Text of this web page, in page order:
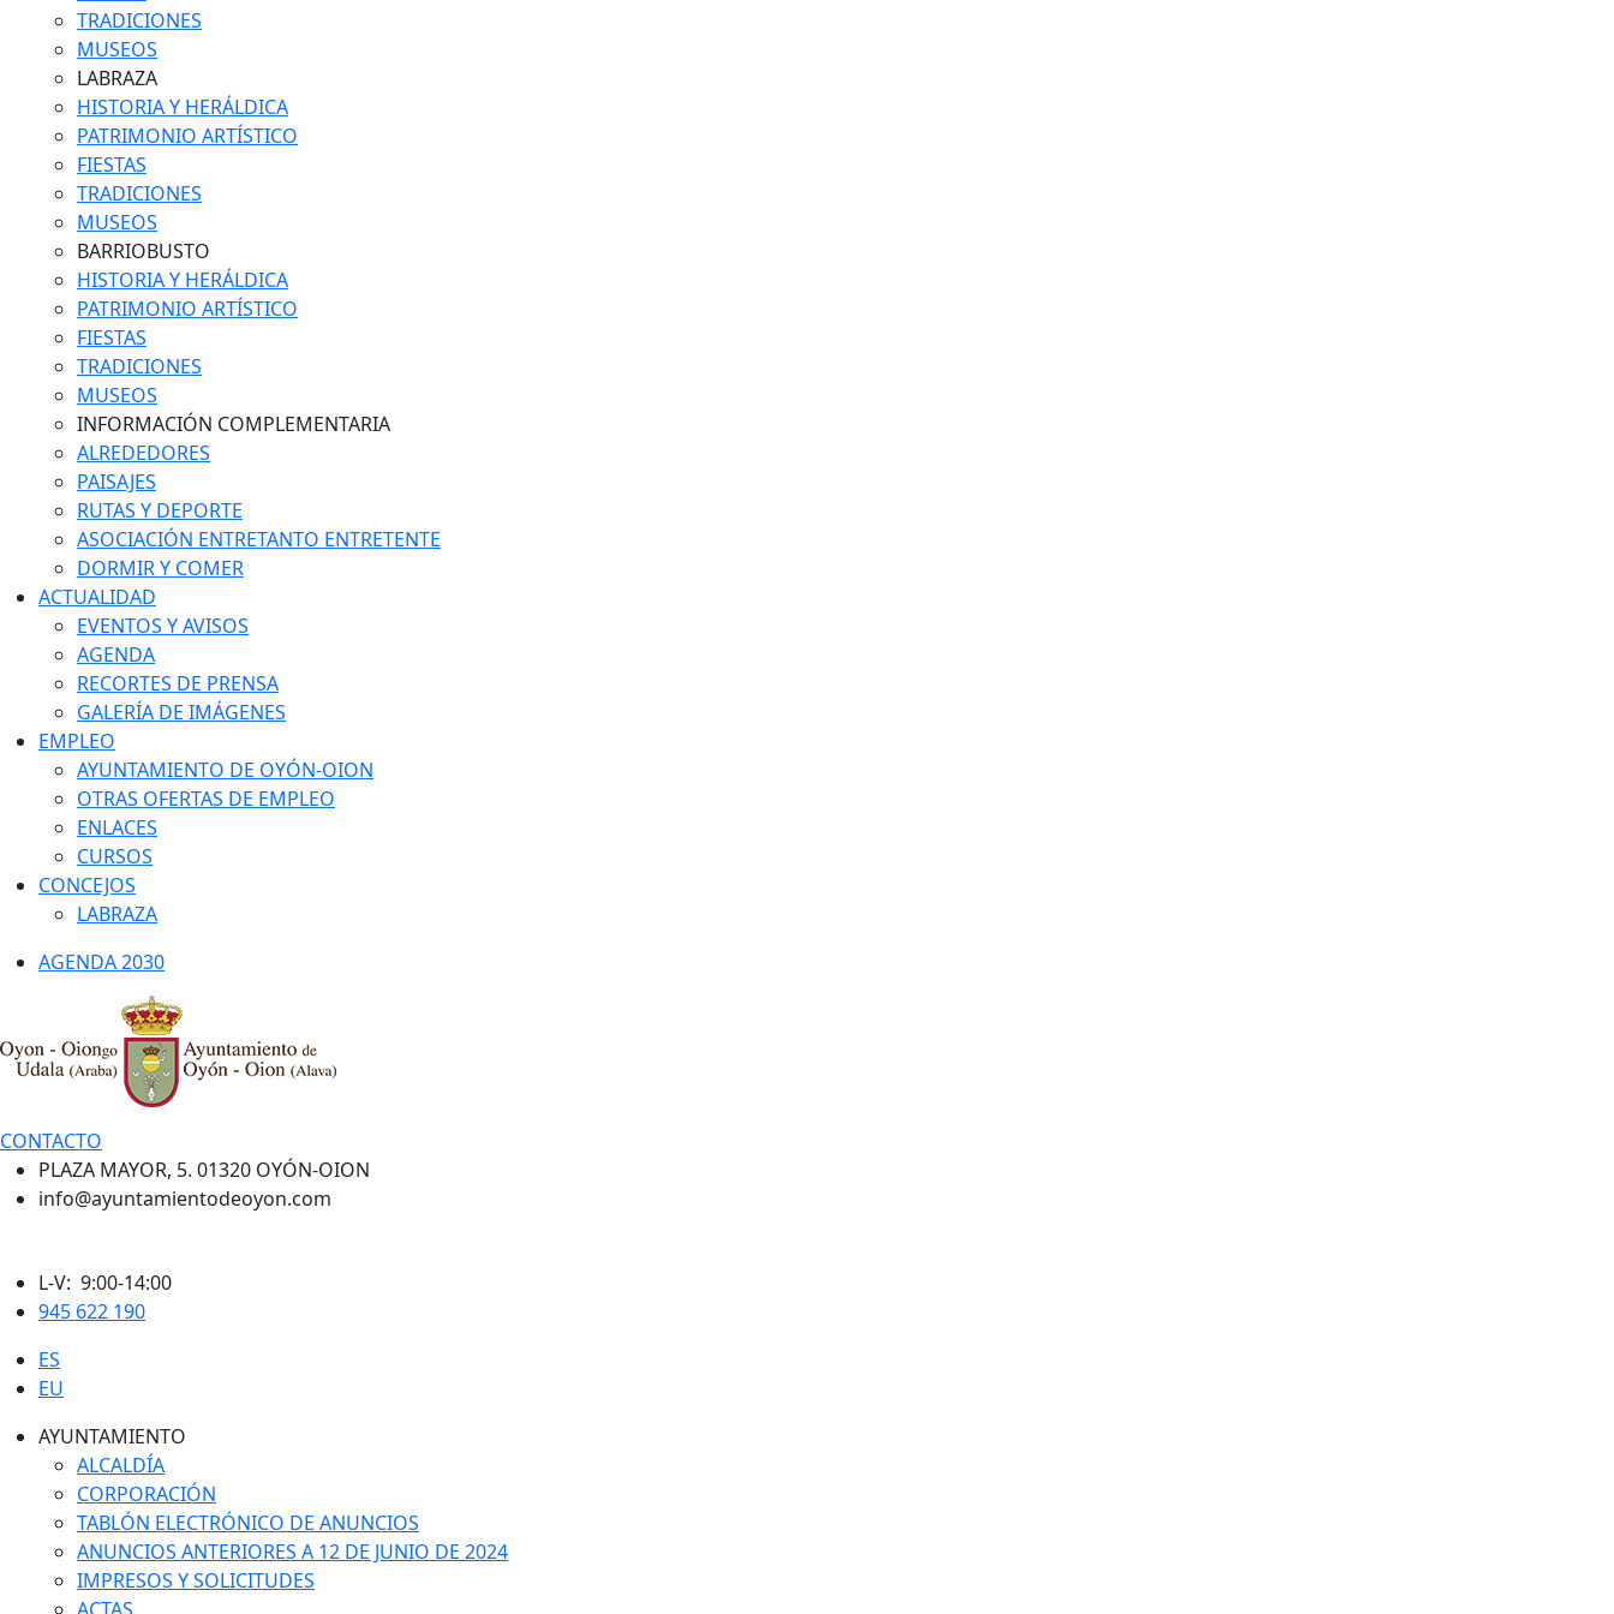
TRADICIONES
MUSEOS
LABRAZA
HISTORIA Y HERÁLDICA
PATRIMONIO ARTÍSTICO
FIESTAS
TRADICIONES
MUSEOS
BARRIOBUSTO
HISTORIA Y HERÁLDICA
PATRIMONIO ARTÍSTICO
FIESTAS
TRADICIONES
MUSEOS
INFORMACIÓN COMPLEMENTARIA
ALREDEDORES
PAISAJES
RUTAS Y DEPORTE
ASOCIACIÓN ENTRETANTO ENTRETENTE
DORMIR Y COMER
ACTUALIDAD
EVENTOS Y AVISOS
AGENDA
RECORTES DE PRENSA
GALERÍA DE IMÁGENES
EMPLEO
AYUNTAMIENTO DE OYÓN-OION
OTRAS OFERTAS DE EMPLEO
ENLACES
CURSOS
CONCEJOS
LABRAZA
AGENDA 2030
CONTACTO
PLAZA MAYOR, 5. 01320 OYÓN-OION
info@ayuntamientodeoyon.com
L-V: 9:00-14:00
945 622 190
ES
EU
AYUNTAMIENTO
ALCALDÍA
CORPORACIÓN
TABLÓN ELECTRÓNICO DE ANUNCIOS
ANUNCIOS ANTERIORES A 12 DE JUNIO DE 2024
IMPRESOS Y SOLICITUDES